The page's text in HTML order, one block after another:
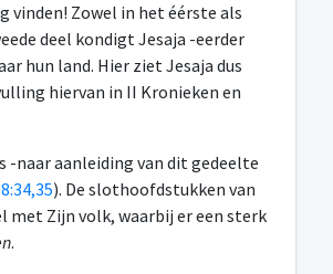
vinden! Zowel in het éérste als
deel kondigt Jesaja -eerder
hun land. Hier ziet Jesaja dus
hiervan in II Kronieken en
-naar aanleiding van dit gedeelte
,35). De slothoofdstukken van
met Zijn volk, waarbij er een sterk
.